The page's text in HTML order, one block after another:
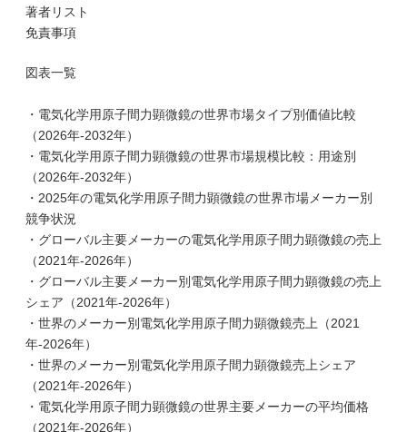
著者リスト
免責事項
図表一覧
・電気化学用原子間力顕微鏡の世界市場タイプ別価値比較
（2026年-2032年）
・電気化学用原子間力顕微鏡の世界市場規模比較：用途別
（2026年-2032年）
・2025年の電気化学用原子間力顕微鏡の世界市場メーカー別
競争状況
・グローバル主要メーカーの電気化学用原子間力顕微鏡の売上
（2021年-2026年）
・グローバル主要メーカー別電気化学用原子間力顕微鏡の売上
シェア（2021年-2026年）
・世界のメーカー別電気化学用原子間力顕微鏡売上（2021
年-2026年）
・世界のメーカー別電気化学用原子間力顕微鏡売上シェア
（2021年-2026年）
・電気化学用原子間力顕微鏡の世界主要メーカーの平均価格
（2021年-2026年）